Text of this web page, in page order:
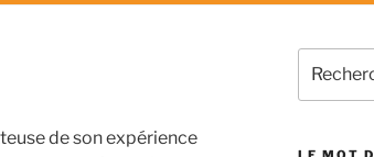
de son expérience
pour